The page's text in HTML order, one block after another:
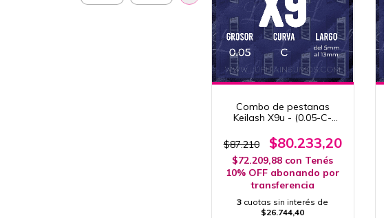
Combo de pestanas
Keilash X9u - (0.05-C-
$87.210
$80.233,20
$72.209,88 con Tenés
10% OFF abonando por
transferencia
3 cuotas sin interés de
$26.744,40